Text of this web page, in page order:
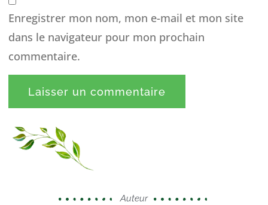
Enregistrer mon nom, mon e-mail et mon site
dans le navigateur pour mon prochain
commentaire.
Auteur